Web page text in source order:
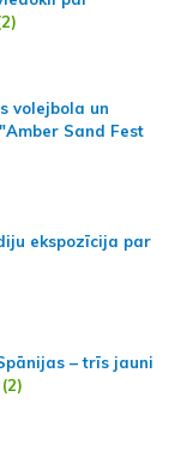
volejbola un
Sand Fest
ekspozīcija par
– trīs jauni
(2)